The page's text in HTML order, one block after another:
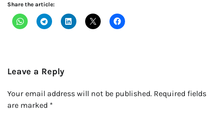
Share the article:
Leave a Reply
Your email address will not be published. Required fields
are marked *